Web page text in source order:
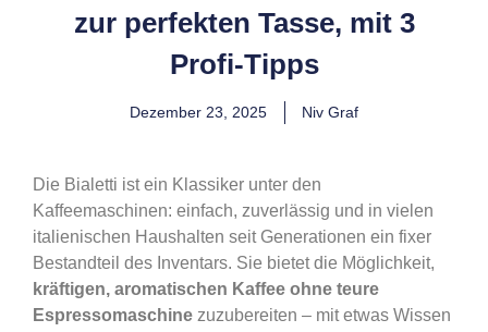
B2B-Kaffee
zur perfekten Tasse, mit 3
Profi-Tipps
Dezember 23, 2025 Niv Graf
Die Bialetti ist ein Klassiker unter den
Kaffeemaschinen: einfach, zuverlässig und in vielen
italienischen Haushalten seit Generationen ein fixer
Bestandteil des Inventars. Sie bietet die Möglichkeit,
kräftigen, aromatischen Kaffee ohne teure
Espressomaschine zuzubereiten – mit etwas Wissen